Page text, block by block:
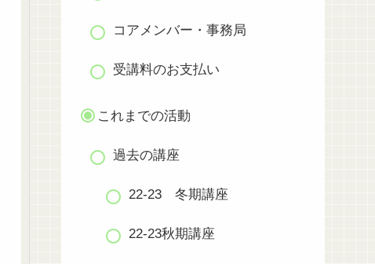
コアメンバー・事務局
受講料のお支払い
これまでの活動
過去の講座
22-23 冬期講座
22-23秋期講座